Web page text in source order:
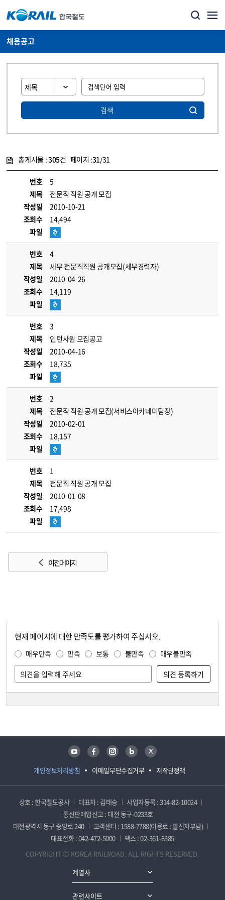
채용공고
검색
총게시물 :305건 페이지 :31/31
번호
5
제목
전문직 직원 공개 모집
작성일
2010-10-21
조회수
14,494
파일
번호
4
제목
세무 전문직직원 공개모집(세무경력자)
작성일
2010-04-26
조회수
14,119
파일
번호
3
제목
인턴사원 모집공고
작성일
2010-04-16
조회수
18,735
파일
번호
2
제목
전문직 직원 공개 모집(서비스아카데미팀장)
작성일
2010-02-01
조회수
18,157
파일
번호
1
제목
전문직 직원 공개 모집
작성일
2010-01-08
조회수
17,498
파일
이전 페이지
현재 페이지에 대한 만족도를 평가하여 주십시오.
매우만족 만족 보통 불만족 매우불만족
개인정보처리방침 이메일무단수집거부 저작권정책
유튜브 페이스북 인스타그램 블로그 트위터
상호 : 한국철도공사 대표자 : 김태승
사업자등록 : 314-82-10024
통신판매업신고 : 대전 동구-0233호
대전광역시 동구 중앙로 240
고객센터 : 1588-7788(이용료 : 발신자부담)
대표전화 : 042-472-5000
팩스 : 02-361-8385
COPYRIGHT ⓒ KOREA RAILROAD. ALL RIGHTS RESERVED.
계열사
관련사이트